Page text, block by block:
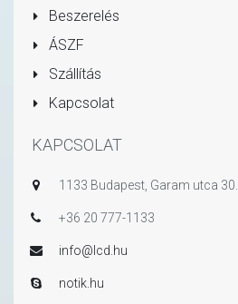
Beszerelés
ÁSZF
Szállítás
Kapcsolat
KAPCSOLAT
1133 Budapest, Garam utca 30.
+36 20 777-1133
info@lcd.hu
notik.hu